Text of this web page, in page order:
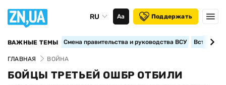
RU Аа Поддержать
ВАЖНЫЕ ТЕМЫ Смена правительства и руководства ВСУ
ГЛАВНАЯ ВОЙНА
БОЙЦЫ ТРЕТЬЕЙ ОШБР ОТБИЛИ